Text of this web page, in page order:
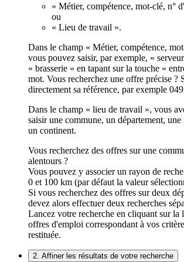
« Métier, compétence, mot-clé, n°
ou
« Lieu de travail ».
Dans le champ « Métier, compétence,
vous pouvez saisir, par exemple, «
« brasserie » en tapant sur la touche «
mot. Vous recherchez une offre précise ?
directement sa référence, par exemple
Dans le champ « lieu de travail », vous
saisir une commune, un département,
un continent.
Vous recherchez des offres sur une
alentours ?
Vous pouvez y associer un rayon de
0 et 100 km (par défaut la valeur
Si vous recherchez des offres sur deux
devez alors effectuer deux recherches
Lancez votre recherche en cliquant sur la
offres d'emploi correspondant à vos
restituée.
2. Affiner les résultats de votre recherche